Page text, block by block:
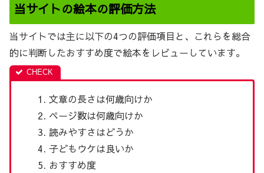
当サイトの絵本の評価方法
当サイトでは主に以下の4つの評価項目と、これらを総合
的に判断したおすすめ度で絵本をレビューしています。
文章の長さは何歳向けか
ページ数は何歳向けか
読みやすさはどうか
子どもウケは良いか
おすすめ度